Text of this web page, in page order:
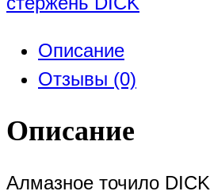
Описание
Отзывы (0)
Описание
Алмазное точило DICK